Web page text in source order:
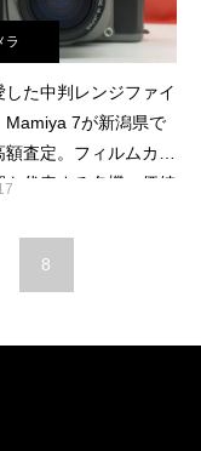
ラ
した中判レンジファイ
Mamiya 7が新潟県で
査定。フィルムカメ
を代表する名機の価値
8